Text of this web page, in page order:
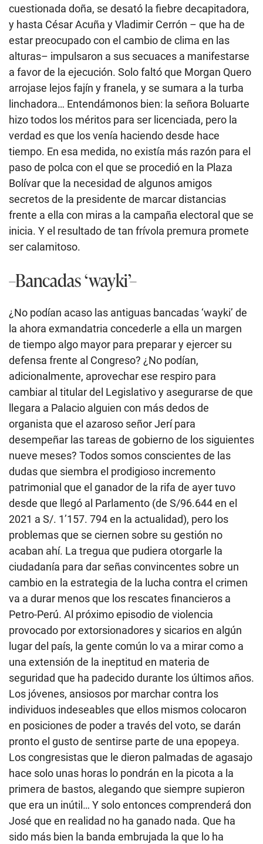
cuestionada doña, se desató la fiebre decapitadora,
y hasta César Acuña y Vladimir Cerrón – que ha de
estar preocupado con el cambio de clima en las
alturas– impulsaron a sus secuaces a manifestarse
a favor de la ejecución. Solo faltó que Morgan Quero
arrojase lejos fajín y franela, y se sumara a la turba
linchadora… Entendámonos bien: la señora Boluarte
hizo todos los méritos para ser licenciada, pero la
verdad es que los venía haciendo desde hace
tiempo. En esa medida, no existía más razón para el
paso de polca con el que se procedió en la Plaza
Bolívar que la necesidad de algunos amigos
secretos de la presidente de marcar distancias
frente a ella con miras a la campaña electoral que se
inicia. Y el resultado de tan frívola premura promete
ser calamitoso.
–Bancadas ‘wayki’–
¿No podían acaso las antiguas bancadas ‘wayki’ de
la ahora exmandatria concederle a ella un margen
de tiempo algo mayor para preparar y ejercer su
defensa frente al Congreso? ¿No podían,
adicionalmente, aprovechar ese respiro para
cambiar al titular del Legislativo y asegurarse de que
llegara a Palacio alguien con más dedos de
organista que el azaroso señor Jerí para
desempeñar las tareas de gobierno de los siguientes
nueve meses? Todos somos conscientes de las
dudas que siembra el prodigioso incremento
patrimonial que el ganador de la rifa de ayer tuvo
desde que llegó al Parlamento (de S/96.644 en el
2021 a S/. 1’157. 794 en la actualidad), pero los
problemas que se ciernen sobre su gestión no
acaban ahí. La tregua que pudiera otorgarle la
ciudadanía para dar señas convincentes sobre un
cambio en la estrategia de la lucha contra el crimen
va a durar menos que los rescates financieros a
Petro-Perú. Al próximo episodio de violencia
provocado por extorsionadores y sicarios en algún
lugar del país, la gente común lo va a mirar como a
una extensión de la ineptitud en materia de
seguridad que ha padecido durante los últimos años.
Los jóvenes, ansiosos por marchar contra los
individuos indeseables que ellos mismos colocaron
en posiciones de poder a través del voto, se darán
pronto el gusto de sentirse parte de una epopeya.
Los congresistas que le dieron palmadas de agasajo
hace solo unas horas lo pondrán en la picota a la
primera de bastos, alegando que siempre supieron
que era un inútil… Y solo entonces comprenderá don
José que en realidad no ha ganado nada. Que ha
sido más bien la banda embrujada la que lo ha